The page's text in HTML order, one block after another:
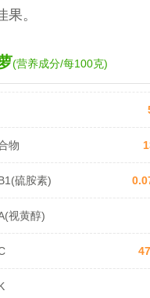
果。
(营养成分/每100克)
物
硫胺素)
视黄醇)